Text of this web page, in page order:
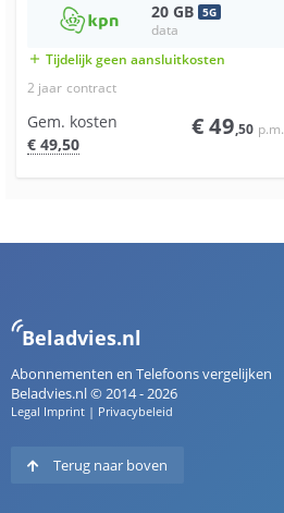
20 GB 5G
data
2 jaar contract
€49,50 p.m.
Gem. kosten
€ 49,50
add Tijdelijk geen aansluitkosten
Beladvies.nl
Abonnementen en Telefoons vergelijken
Beladvies.nl © 2014 - 2026
Legal Imprint | Privacybeleid
Terug naar boven